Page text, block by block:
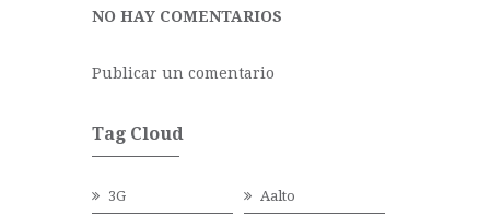
NO HAY COMENTARIOS
Publicar un comentario
Tag Cloud
3G Aalto